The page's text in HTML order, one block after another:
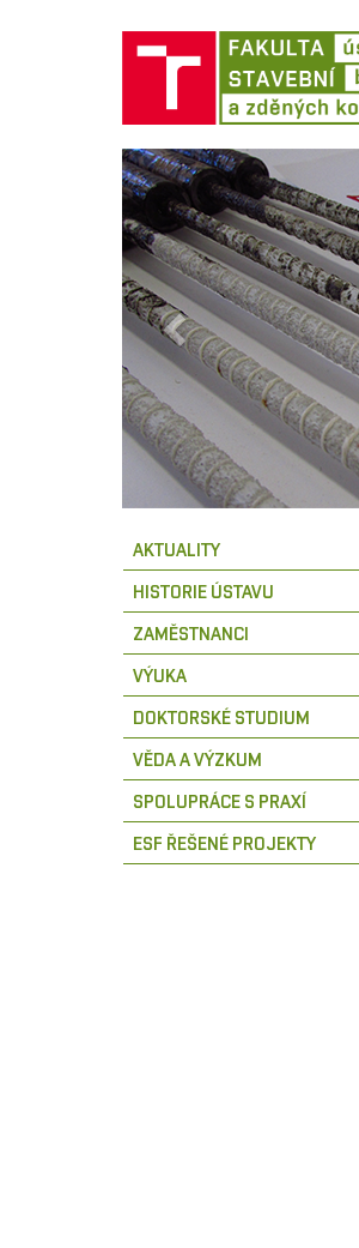
AKTUALITY
HISTORIE ÚSTAVU
ZAMĚSTNANCI
VÝUKA
DOKTORSKÉ STUDIUM
VĚDA A VÝZKUM
SPOLUPRÁCE S PRAXÍ
ESF ŘEŠENÉ PROJEKTY